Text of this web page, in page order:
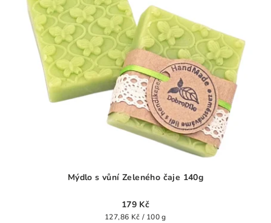
Mýdlo s vůní Zeleného čaje 140g
179 Kč
Měrná
127,86 Kč / 100 g